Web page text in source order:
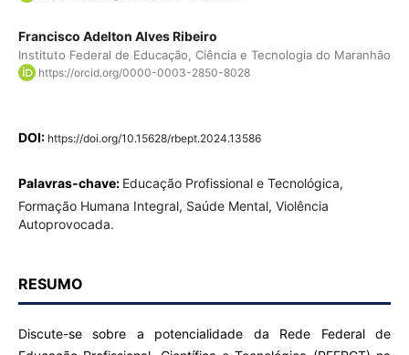
Francisco Adelton Alves Ribeiro
Instituto Federal de Educação, Ciência e Tecnologia do Maranhão
https://orcid.org/0000-0003-2850-8028
DOI: https://doi.org/10.15628/rbept.2024.13586
Palavras-chave: Educação Profissional e Tecnológica,
Formação Humana Integral, Saúde Mental, Violência
Autoprovocada.
RESUMO
Discute-se sobre a potencialidade da Rede Federal de